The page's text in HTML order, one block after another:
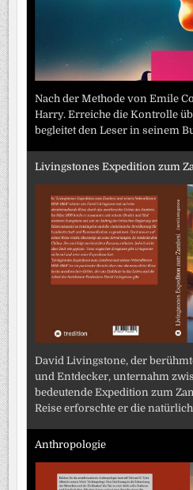
Nach der Methode von Emile
Harry. Erreiche die Kontrolle
begleitet den Leser in seinem
Livingstones Expedition zum
David Livingstone, der
und Entdecker, unternahm
bedeutende Expedition zum
Reise erforschte er die
Anthropologie